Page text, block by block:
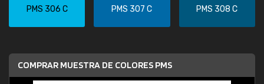
PMS 306 C PMS 307 C PMS 308 C
COMPRAR MUESTRA DE COLORES PMS